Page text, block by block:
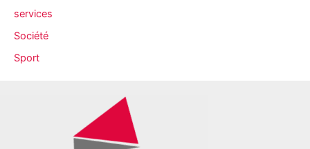
services
Société
Sport